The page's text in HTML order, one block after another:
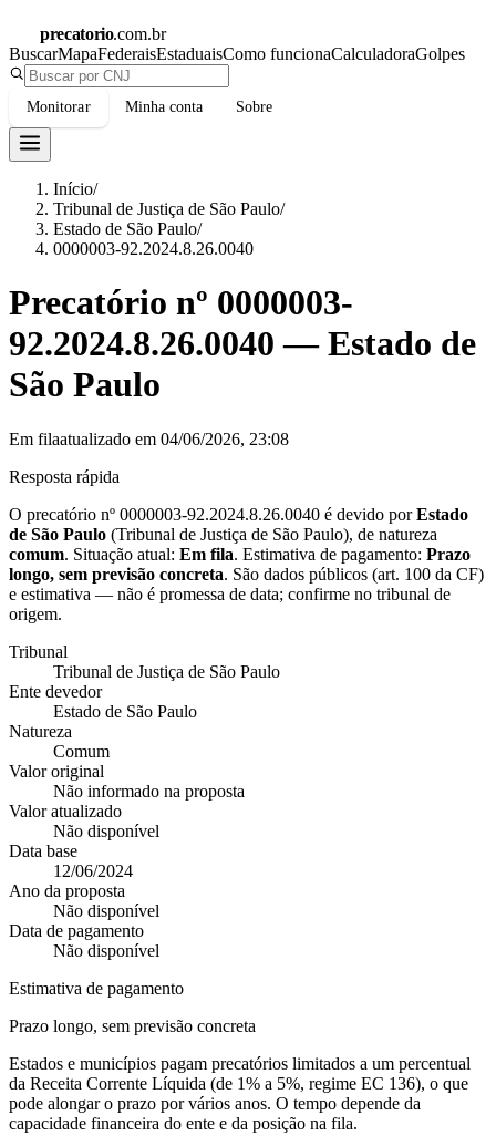
precatorio.com.br
BuscarMapaFederaisEstaduaisComo funcionaCalculadoraGolpes
Monitorar Minha conta Sobre
Início/
Tribunal de Justiça de São Paulo/
Estado de São Paulo/
0000003-92.2024.8.26.0040
Precatório nº 0000003-
92.2024.8.26.0040 —Estado de
São Paulo
Em filaatualizado em 04/06/2026, 23:08
Resposta rápida
O precatório nº 0000003-92.2024.8.26.0040 é devido porEstado
de São Paulo (Tribunal de Justiça de São Paulo), de natureza
comum. Situação atual: Em fila. Estimativa de pagamento: Prazo
longo, sem previsão concreta. São dados públicos (art. 100 da CF)
e estimativa — não é promessa de data; confirme no tribunal de
origem.
Tribunal
Tribunal de Justiça de São Paulo
Ente devedor
Estado de São Paulo
Natureza
Comum
Valor original
Não informado na proposta
Valor atualizado
Não disponível
Data base
12/06/2024
Ano da proposta
Não disponível
Data de pagamento
Não disponível
Estimativa de pagamento
Prazo longo, sem previsão concreta
Estados e municípios pagam precatórios limitados a um percentual
da Receita Corrente Líquida (de 1% a 5%, regime EC 136), o que
pode alongar o prazo por vários anos. O tempo depende da
capacidade financeira do ente e da posição na fila.